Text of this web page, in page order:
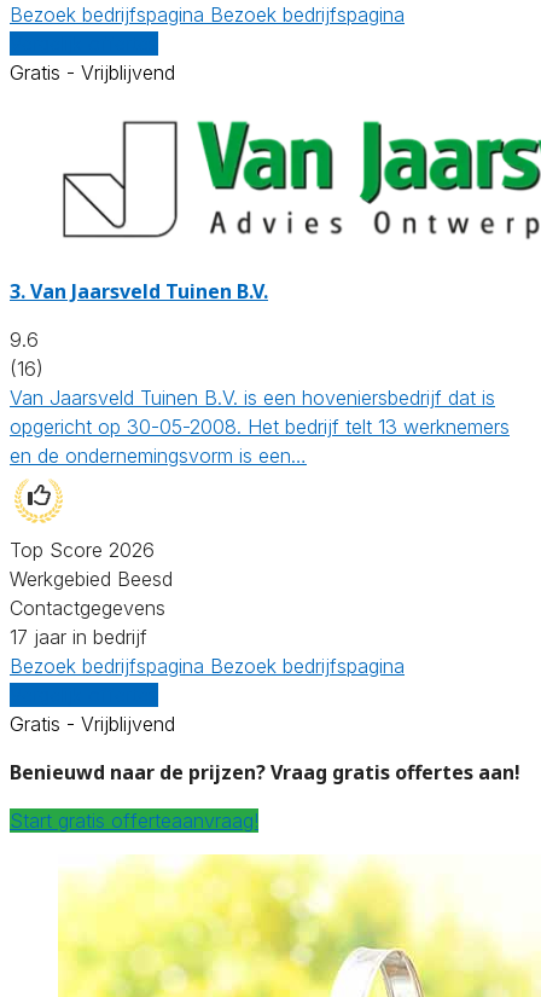
Bezoek bedrijfspagina Bezoek bedrijfspagina
Gratis - Vrijblijvend
3.Van Jaarsveld Tuinen B.V.
9.6
(16)
Van Jaarsveld Tuinen B.V. is een hoveniersbedrijf dat is
opgericht op 30-05-2008. Het bedrijf telt 13 werknemers
en de ondernemingsvorm is een…
Top Score 2026
Werkgebied Beesd
Contactgegevens
17 jaar in bedrijf
Bezoek bedrijfspagina Bezoek bedrijfspagina
Gratis - Vrijblijvend
Benieuwd naar de prijzen? Vraag gratis offertes aan!
Start gratis offerteaanvraag!